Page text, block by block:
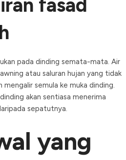
fasad
pada dinding semata-mata. Air
atau saluran hujan yang tidak
semula ke muka dinding.
akan sentiasa menerima
sepatutnya.
yang